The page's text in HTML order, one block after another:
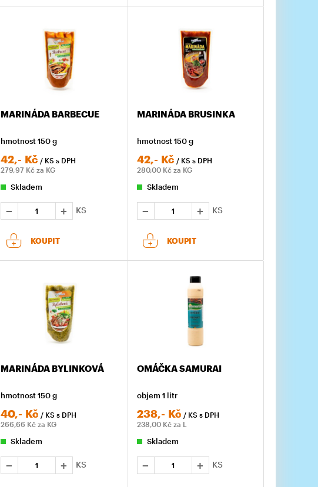
MARINÁDA BARBECUE
hmotnost 150 g
42,- Kč / KS s DPH
279,97Kč za KG
Skladem
KS
KOUPIT
MARINÁDA BRUSINKA
hmotnost 150 g
42,- Kč / KS s DPH
280,00Kč za KG
Skladem
KS
KOUPIT
MARINÁDA BYLINKOVÁ
hmotnost 150 g
40,- Kč / KS s DPH
266,66 Kč za KG
Skladem
KS
OMÁČKA SAMURAI
objem 1 litr
238,- Kč / KS s DPH
238,00Kč za L
Skladem
KS